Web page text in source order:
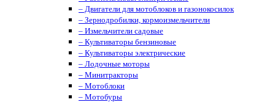
– Двигатели для мотоблоков и газонокосилок
– Зернодробилки, кормоизмельчители
– Измельчители садовые
– Культиваторы бензиновые
– Культиваторы электрические
– Лодочные моторы
– Минитракторы
– Мотоблоки
– Мотобуры